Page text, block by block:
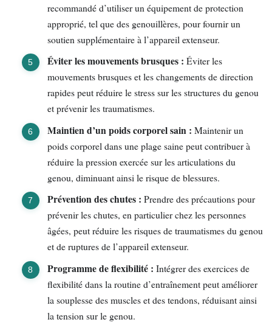
recommandé d’utiliser un équipement de protection
approprié, tel que des genouillères, pour fournir un
soutien supplémentaire à l’appareil extenseur.
Éviter les mouvements brusques : Éviter les
mouvements brusques et les changements de direction
rapides peut réduire le stress sur les structures du genou
et prévenir les traumatismes.
Maintien d’un poids corporel sain : Maintenir un
poids corporel dans une plage saine peut contribuer à
réduire la pression exercée sur les articulations du
genou, diminuant ainsi le risque de blessures.
Prévention des chutes : Prendre des précautions pour
prévenir les chutes, en particulier chez les personnes
âgées, peut réduire les risques de traumatismes du genou
et de ruptures de l’appareil extenseur.
Programme de flexibilité : Intégrer des exercices de
flexibilité dans la routine d’entraînement peut améliorer
la souplesse des muscles et des tendons, réduisant ainsi
la tension sur le genou.